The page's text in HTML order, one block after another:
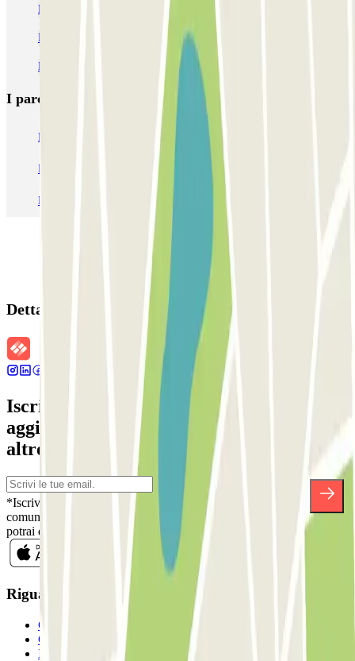
Parcheggio Casa di Anna Frank
Parcheggio Stazione Centrale Amsterdam
Parcheggi all’Aeroporto di Amsterdam-Schiphol (AMS)
I parcheggi
Parcheggio Venezia Parcheggio Piazzale Roma Venezia
Parcheggio Roma Parcheggio Milano
Parcheggio Malpensa Terminal 1 Parcheggio Malpensa
Dettagli della prenotazione
Iscriviti alla nostra Newsletter e rimani
aggiornato su sconti, concorsi e tante
altre sorprese.
*Iscrivendoti, accetti la nostra Informativa sulla Privacy per ricevere
comunicazioni commerciali da Parclick. Senza alcun impegno,
potrai disiscriverti quando vuoi direttamente dalla stessa newsletter.
Riguardo a Parclcik
Chi siamo
Come funziona?
I Nostri Parcheggi